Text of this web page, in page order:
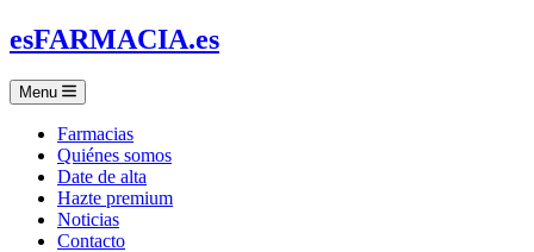
esFARMACIA.es
Menu
Farmacias
Quiénes somos
Date de alta
Hazte premium
Noticias
Contacto